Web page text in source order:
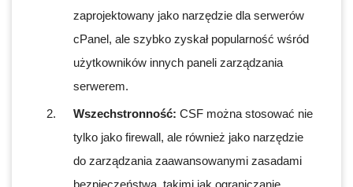
zaprojektowany jako narzędzie dla serwerów
cPanel, ale szybko zyskał popularność wśród
użytkowników innych paneli zarządzania
serwerem.
Wszechstronność: CSF można stosować nie
tylko jako firewall, ale również jako narzędzie
do zarządzania zaawansowanymi zasadami
bezpieczeństwa, takimi jak ograniczanie